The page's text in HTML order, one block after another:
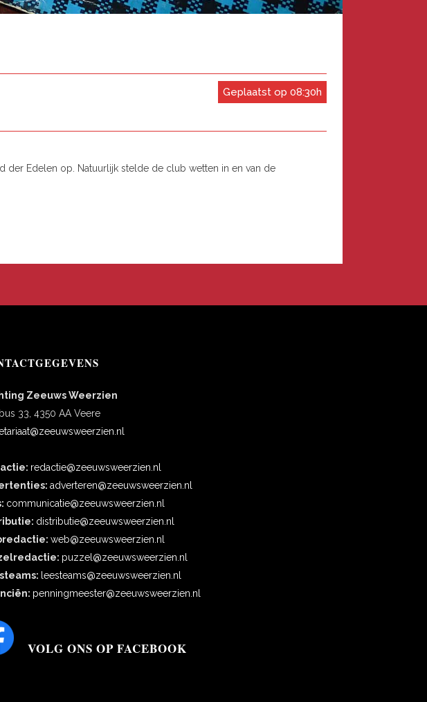
Geplaatst op 08:30h
Edelen op. Natuurlijk stelde de club wetten in en van de
Zeeuws Weerzien
33, 4350 AA Veere
redactie@zeeuwsweerzien.nl
adverteren@zeeuwsweerzien.nl
communicatie@zeeuwsweerzien.nl
distributie@zeeuwsweerzien.nl
web@zeeuwsweerzien.nl
puzzel@zeeuwsweerzien.nl
leesteams@zeeuwsweerzien.nl
penningmeester@zeeuwsweerzien.nl
VOLG ONS OP FACEBOOK